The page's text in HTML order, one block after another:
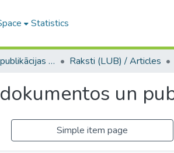
Statistics
LU bibliotēkas publikācijas / Publications of the University Library Raksti (LUB) / Articles
un
Simple item page